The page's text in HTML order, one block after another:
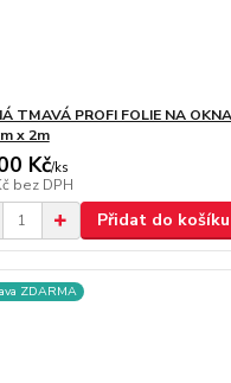
TMAVÁ PROFI FOLIE NA
x 2m
Kč/ks
bez DPH
Přidat do košíku
ZDARMA